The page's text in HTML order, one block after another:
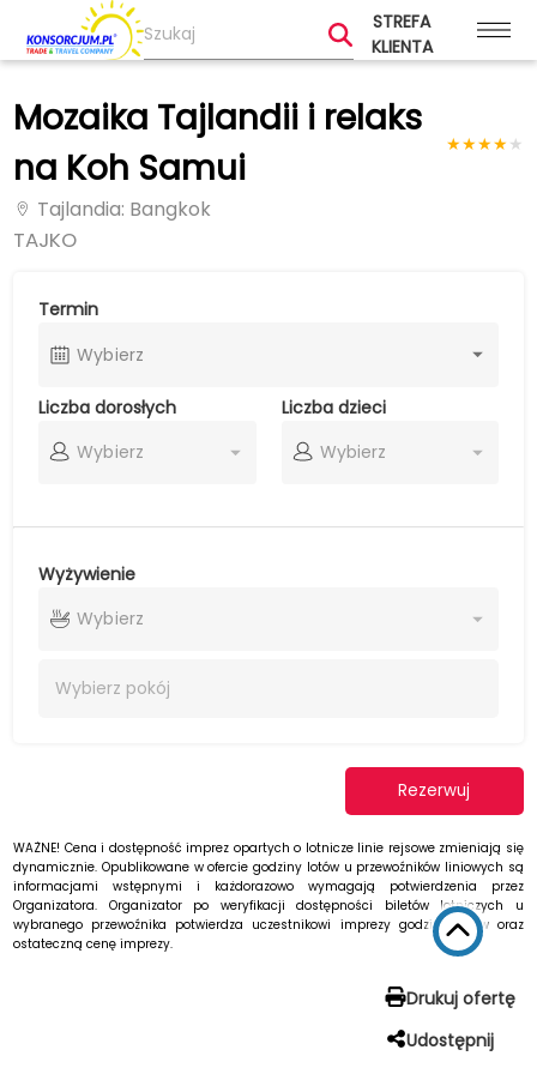
STREFA
KLIENTA
Mozaika Tajlandii i relaks
na Koh Samui
★
★
★
★
★
Tajlandia: Bangkok
TAJKO
Termin
Wybierz
Liczba dorosłych
Wybierz
Liczba dzieci
Wybierz
Wyżywienie
Wybierz
Wybierz pokój
Rezerwuj
WAŻNE! Cena i dostępność imprez opartych o lotnicze linie rejsowe zmieniają się
dynamicznie. Opublikowane w ofercie godziny lotów u przewoźników liniowych są
informacjami wstępnymi i każdorazowo wymagają potwierdzenia przez
Organizatora. Organizator po weryfikacji dostępności biletów lotniczych u
wybranego przewoźnika potwierdza uczestnikowi imprezy godziny lotów oraz
ostateczną cenę imprezy.
Drukuj ofertę
Udostępnij